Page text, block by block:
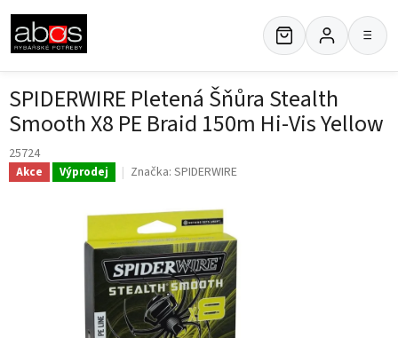
obsah
≡
SPIDERWIRE Pletená Šňůra Stealth
Smooth X8 PE Braid 150m Hi-Vis Yellow
25724
Akce Výprodej Značka: SPIDERWIRE